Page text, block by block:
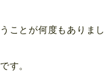
ことが何度もありまし
す。